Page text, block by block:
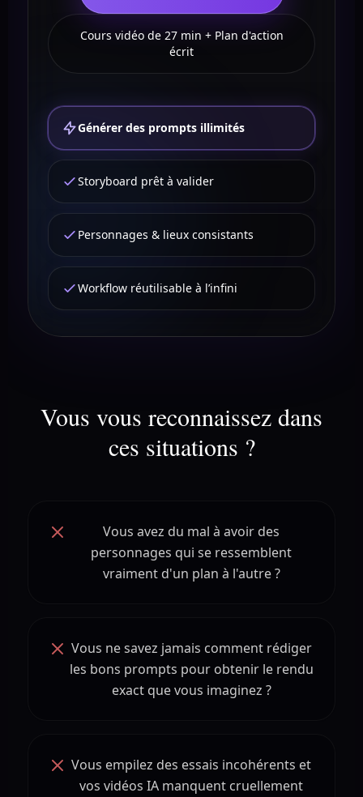
Cours vidéo de 27 min + Plan d'action
écrit
Générer des prompts illimités
Storyboard prêt à valider
Personnages & lieux consistants
Workflow réutilisable à l’infini
Vous vous reconnaissez dans
ces situations ?
Vous avez du mal à avoir des
personnages qui se ressemblent
vraiment d'un plan à l'autre ?
Vous ne savez jamais comment rédiger
les bons prompts pour obtenir le rendu
exact que vous imaginez ?
Vous empilez des essais incohérents et
vos vidéos IA manquent cruellement